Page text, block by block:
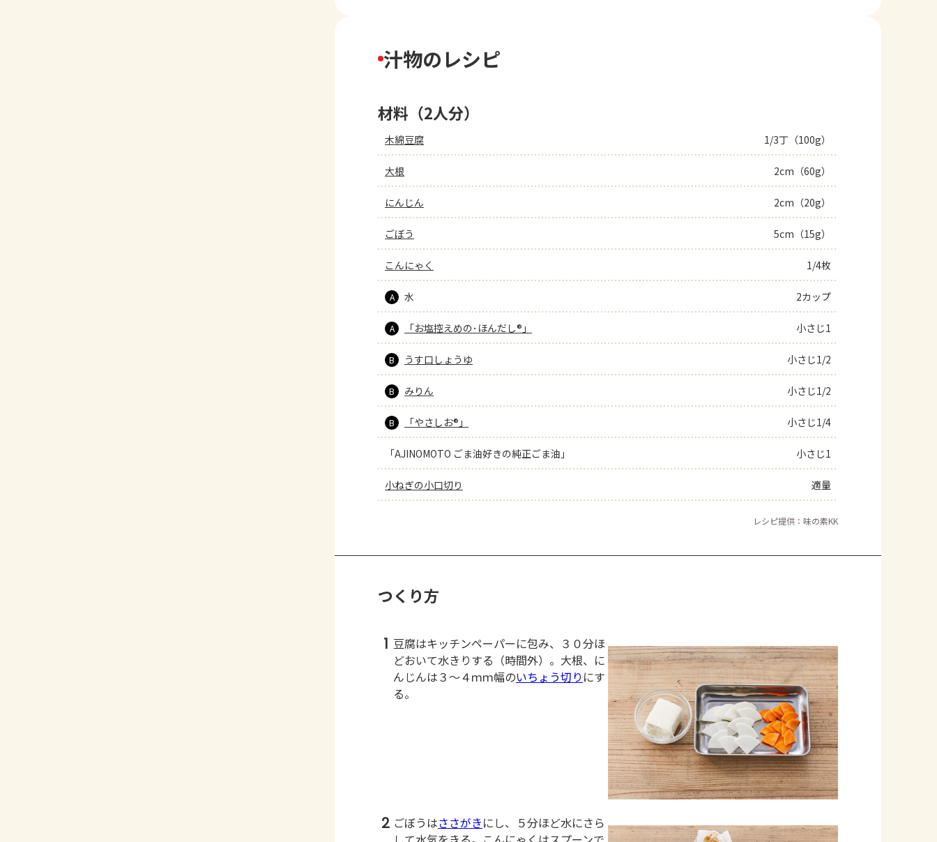
汁物のレシピ
材料（2人分）
木綿豆腐 1/3丁（100g）
大根 2cm（60g）
にんじん 2cm（20g）
ごぼう 5cm（15g）
こんにゃく 1/4枚
A 水 2カップ
A 「お塩控えめの･ほんだし®」 小さじ1
B うす口しょうゆ 小さじ1/2
B みりん 小さじ1/2
B 「やさしお®」 小さじ1/4
「AJINOMOTO ごま油好きの純正ごま油」 小さじ1
小ねぎの小口切り 適量
レシピ提供：味の素KK
つくり方
1 豆腐はキッチンペーパーに包み、３０分ほ
どおいて水きりする（時間外）。大根、に
んじんは３～４ｍｍ幅のいちょう切り にす
る。
2 ごぼうはささがきにし、５分ほど水にさら